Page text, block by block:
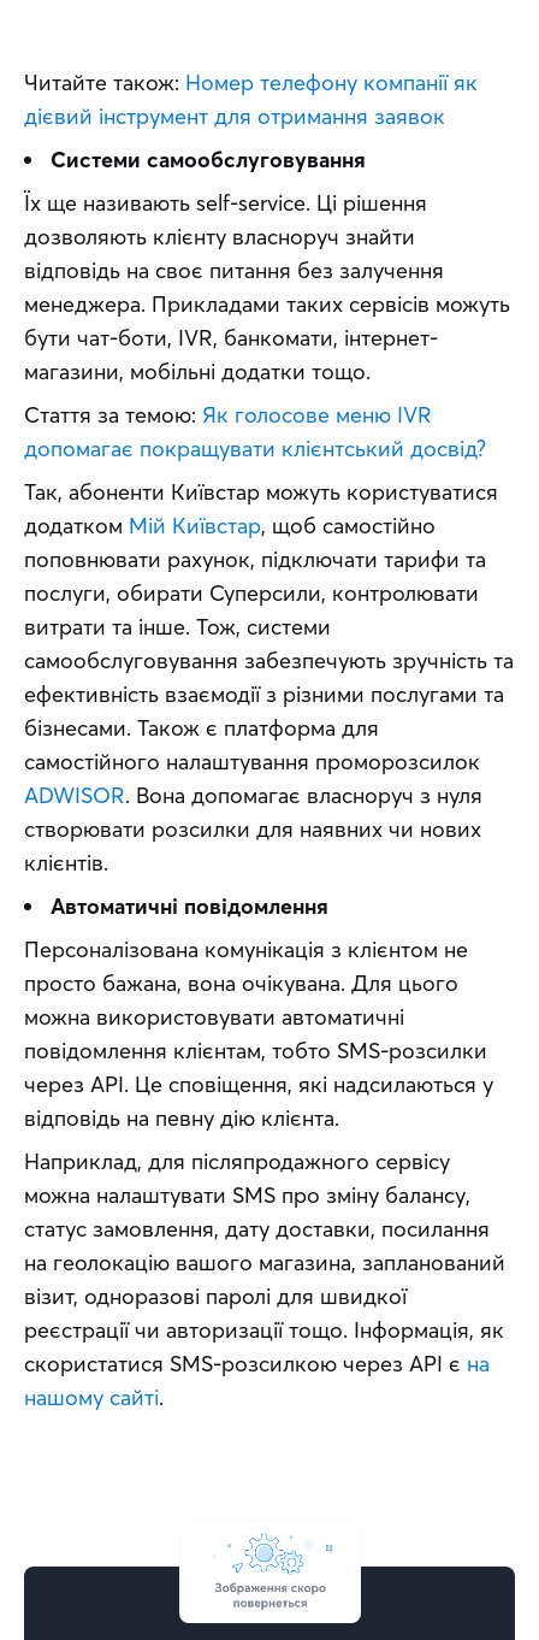
Читайте також: Номер телефону компанії як
дієвий інструмент для отримання заявок
Системи самообслуговування
Їх ще називають self-service. Ці рішення
дозволяють клієнту власноруч знайти
відповідь на своє питання без залучення
менеджера. Прикладами таких сервісів можуть
бути чат-боти, IVR, банкомати, інтернет-
магазини, мобільні додатки тощо.
Стаття за темою: Як голосове меню IVR
допомагає покращувати клієнтський досвід?
Так, абоненти Київстар можуть користуватися
додатком Мій Київстар, щоб самостійно
поповнювати рахунок, підключати тарифи та
послуги, обирати Суперсили, контролювати
витрати та інше. Тож, системи
самообслуговування забезпечують зручність та
ефективність взаємодії з різними послугами та
бізнесами. Також є платформа для
ADWISOR. Вона допомагає власноруч з нуля
створювати розсилки для наявних чи нових
клієнтів.
Автоматичні повідомлення
Персоналізована комунікація з клієнтом не
просто бажана, вона очікувана. Для цього
можна використовувати автоматичні
повідомлення клієнтам, тобто SMS-розсилки
через API. Це сповіщення, які надсилаються у
відповідь на певну дію клієнта.
Наприклад, для післяпродажного сервісу
можна налаштувати SMS про зміну балансу,
статус замовлення, дату доставки, посилання
на геолокацію вашого магазина, запланований
візит, одноразові паролі для швидкої
реєстрації чи авторизації тощо. Інформація, як
скористатися SMS-розсилкою через API є на
нашому сайті.